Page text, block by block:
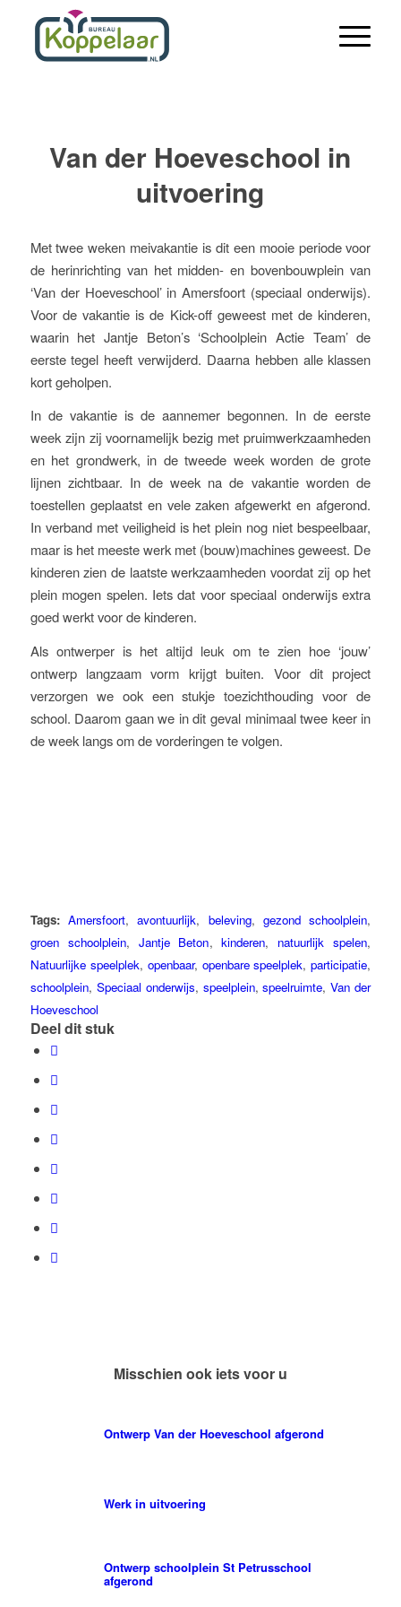
Van der Hoeveschool in
uitvoering
Met twee weken meivakantie is dit een mooie periode voor
de herinrichting van het midden- en bovenbouwplein van
‘Van der Hoeveschool’ in Amersfoort (speciaal onderwijs).
Voor de vakantie is de Kick-off geweest met de kinderen,
waarin het Jantje Beton’s ‘Schoolplein Actie Team’ de
eerste tegel heeft verwijderd. Daarna hebben alle klassen
kort geholpen.
In de vakantie is de aannemer begonnen. In de eerste
week zijn zij voornamelijk bezig met pruimwerkzaamheden
en het grondwerk, in de tweede week worden de grote
lijnen zichtbaar. In de week na de vakantie worden de
toestellen geplaatst en vele zaken afgewerkt en afgerond.
In verband met veiligheid is het plein nog niet bespeelbaar,
maar is het meeste werk met (bouw)machines geweest. De
kinderen zien de laatste werkzaamheden voordat zij op het
plein mogen spelen. Iets dat voor speciaal onderwijs extra
goed werkt voor de kinderen.
Als ontwerper is het altijd leuk om te zien hoe ‘jouw’
ontwerp langzaam vorm krijgt buiten. Voor dit project
verzorgen we ook een stukje toezichthouding voor de
school. Daarom gaan we in dit geval minimaal twee keer in
de week langs om de vorderingen te volgen.
Tags: Amersfoort,avontuurlijk, beleving,gezond schoolplein,
groen schoolplein, Jantje Beton,kinderen, natuurlijk spelen,
Natuurlijke speelplek, openbaar, openbare speelplek,participatie,
schoolplein, Speciaal onderwijs, speelplein,speelruimte,Van der
Hoeveschool
Deel dit stuk
Misschien ook iets voor u
Ontwerp Van der Hoeveschool afgerond
Werk in uitvoering
Ontwerp schoolplein St Petrusschool
afgerond